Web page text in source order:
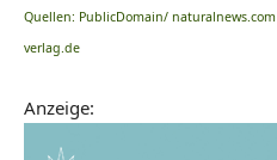
Quellen: PublicDomain/ naturalnews.com
verlag.de
Anzeige: